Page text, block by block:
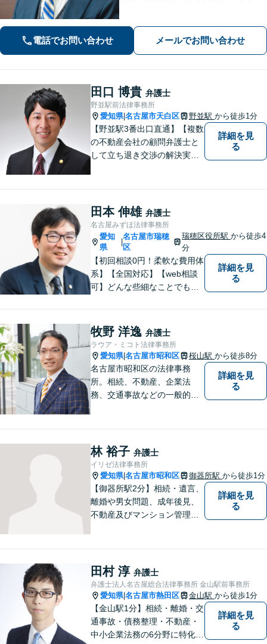
事件】早期釈放に向けて迅速に対処
【夜間・休日面談】【徳重駅／神沢駅5
電話でお問い合わせ メールでお問い合わせ
田口 博貴 弁護士
野並駅前法律事務所
愛知県|名古屋市天白区 野並駅 から徒歩1分
【野並駅3番出口直通】【複数
の不動産会社の顧問弁護士と
して立ち退き交渉の解決実績
被害者側に限る）、離婚、企
業及び個人事業主の顧問に関
する相談は初回相談無料で
す。
詳細を見
る
田本 伸雄 弁護士
名古屋みずほ法律事務所
愛知
県
名古屋市瑞穂
区
瑞穂区役所駅から徒歩4
分
【初回相談0円！柔軟な費用体
系】【全国対応】【web相談
可】どんな些細なことでもお
ターネット／削除請求や開示
請求、利用規約などのトラブ
ルはお任せ！相続／感情面の
納得感を重視します。
詳細を見
る
牧野 洋逸 弁護士
ラウア・ミコト法律事務所
愛知県|名古屋市昭和区 桜山駅 から徒歩8分
名古屋市昭和区の法律事務
所。相続、不動産、企業法
務、交通事故などの一般的な
料】【桜山駅より徒歩８分】
【駐車場あり】【オンライン
相談可】
詳細を見
る
林 裕子 弁護士
イリゼ法律事務所
愛知県|名古屋市昭和区 御器所駅 から徒歩1分
【御器所駅2分】相続・遺言、
離婚や男女問題、成年後見、
不動産及びマンション管理な
い、丁寧な説明と迅速な対応
を心がけております。【完全
個室】【法テラス利用可】
詳細を見
る
田村 淳 弁護士
弁護士法人名古屋総合法律事務所 金山駅前事務所
愛知県|名古屋市熱田区 金山駅 から徒歩1分
【金山駅1分】相続・離婚・交
通事故・債務整理・不動産・
中小企業法務の6分野に特化！
詳細を見
る